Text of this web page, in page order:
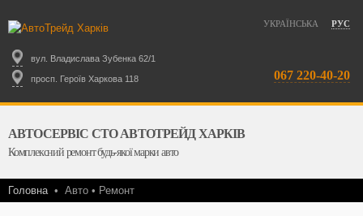
вул. Владислава Зубенка 62/1
просп. Героїв Харкова 118
УКРАЇНСЬКА РУС
067 220-40-20
АВТОСЕРВІС СТО АВТОТРЕЙД ХАРКІВ
Комплексний ремонт будь-якої марки авто
Головна• Авто • Ремонт